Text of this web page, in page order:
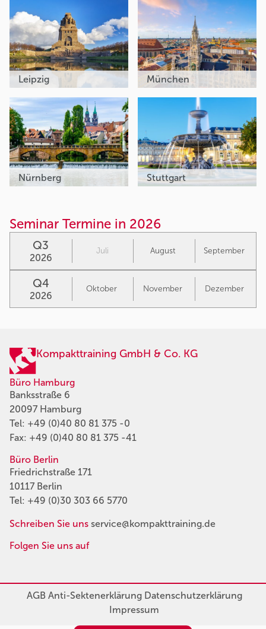
Leipzig München
Nürnberg Stuttgart
Seminar Termine in 2026
Q3
2026
Juli August September
Q4
2026
Oktober November Dezember
Kompakttraining GmbH & Co. KG
Büro Hamburg
Banksstraße 6
20097 Hamburg
Tel: +49 (0)40 80 81 375 -0
Fax: +49 (0)40 80 81 375 -41
Büro Berlin
Friedrichstraße 171
10117 Berlin
Tel: +49 (0)30 303 66 5770
Schreiben Sie uns service@kompakttraining.de
Folgen Sie uns auf
AGBAnti-SektenerklärungDatenschutzerklärung
Impressum